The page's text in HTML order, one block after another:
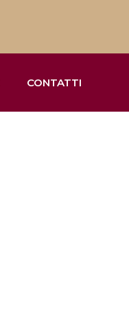
CONTATTI